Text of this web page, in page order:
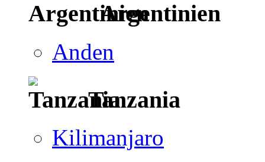
Argentinien
Anden
Tanzania
Kilimanjaro